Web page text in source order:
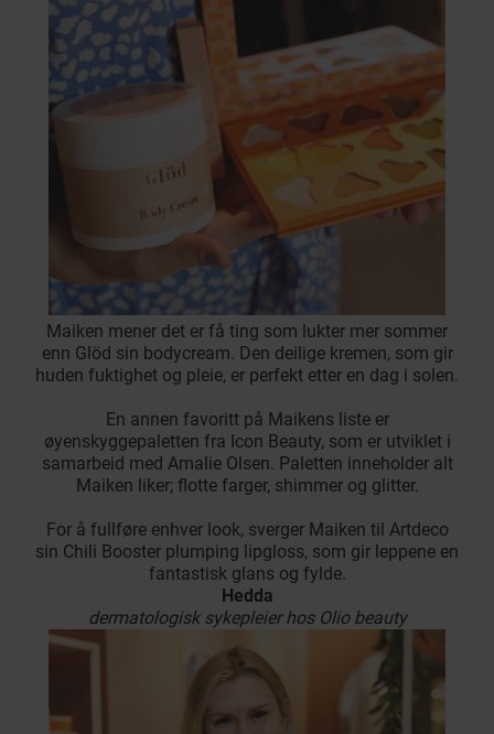
Maiken mener det er få ting som lukter mer sommer
enn Glöd sin bodycream. Den deilige kremen, som gir
huden fuktighet og pleie, er perfekt etter en dag i solen.
En annen favoritt på Maikens liste er
øyenskyggepaletten fra Icon Beauty, som er utviklet i
samarbeid med Amalie Olsen. Paletten inneholder alt
Maiken liker; flotte farger, shimmer og glitter.
For å fullføre enhver look, sverger Maiken til Artdeco
sin Chili Booster plumping lipgloss, som gir leppene en
fantastisk glans og fylde.
Hedda
dermatologisk sykepleier hos Olio beauty